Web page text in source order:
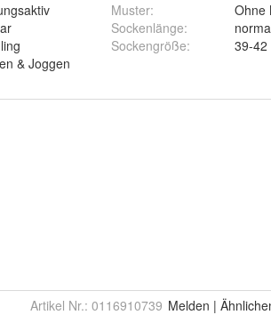
& Joggen
Muster:
Ohne
Sockenlänge:
Sockengröße:
Artikel Nr.: 0116910739 Melden |